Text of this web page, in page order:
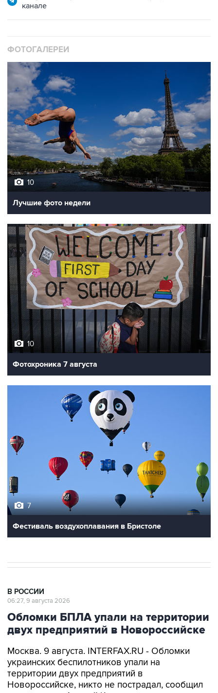
канале
ФОТОГАЛЕРЕИ
10
Лучшие фото недели
10
Фотохроника 7 августа
7
Фестиваль воздухоплавания в Бристоле
В РОССИИ
06:27, 9 августа 2026
Обломки БПЛА упали на территории
двух предприятий в Новороссийске
Москва. 9 августа. INTERFAX.RU - Обломки
украинских беспилотников упали на
территории двух предприятий в
Новороссийске, никто не пострадал, сообщил